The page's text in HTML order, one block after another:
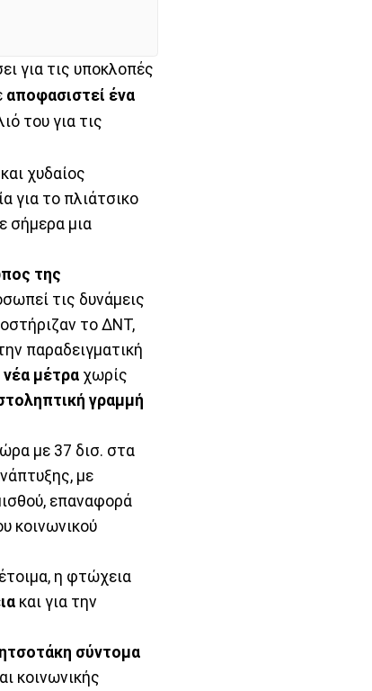
για τις υποκλοπές
αποφασιστεί ένα
του για τις
χυδαίος
για το πλιάτσικο
σήμερα μια
της
τις δυνάμεις
το ΔΝΤ,
παραδειγματική
μέτρα χωρίς
γραμμή
με 37 δισ. στα
με
επαναφορά
κοινωνικού
η φτώχεια
και για την
σύντομα
κοινωνικής